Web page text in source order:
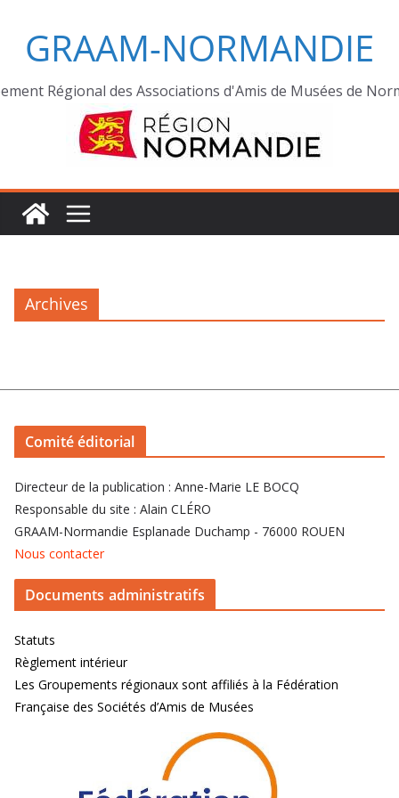
GRAAM-NORMANDIE
Régional des Associations d'Amis de Musées de
Archives
Comité éditorial
Directeur de la publication : Anne-Marie LE BOCQ
Responsable du site : Alain CLÉRO
GRAAM-Normandie Esplanade Duchamp - 76000 ROUEN
Nous contacter
Documents administratifs
Statuts
Règlement intérieur
Les Groupements régionaux sont affiliés à la Fédération
Française des Sociétés d’Amis de Musées